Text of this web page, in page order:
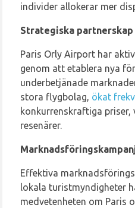
individer allokerar mer
Strategiska
Paris Orly Airport har
genom att etablera nya
underbetjänade
stora flygbolag, ökat
konkurrenskraftiga
resenärer.
Effektiva
lokala turistmyndigheter
medvetenheten om Paris